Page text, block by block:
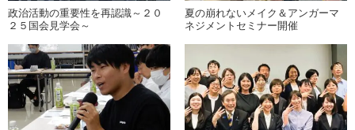
政治活動の重要性を再認識～２０
２５国会見学会～
夏の崩れないメイク＆アンガーマ
ネジメントセミナー開催